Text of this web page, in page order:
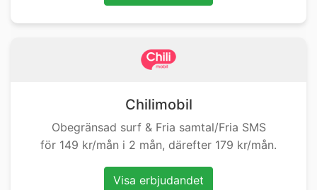
Chilimobil
Obegränsad surf & Fria samtal/Fria SMS
för 149 kr/mån i 2 mån, därefter 179 kr/mån.
Visa erbjudandet